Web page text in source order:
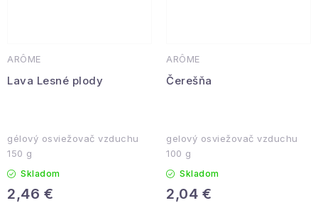
ARÔME
Lava Lesné plody
gélový osviežovač vzduchu
150 g
Skladom
2,46 €
ARÔME
Čerešňa
gelový osviežovač vzduchu
100 g
Skladom
2,04 €